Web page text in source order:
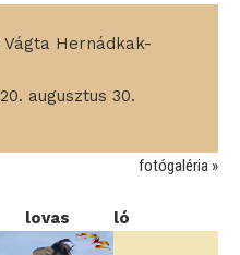
Hernádkak-
augusztus 30.
fotógaléria »
lovas ló